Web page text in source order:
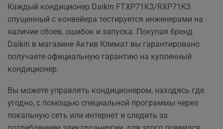
Каждый кондиционер Daikin FTXP71K3/RXP71K3
спущенный с конвейера тестируется инженерами на
наличие сбоев, ошибок и запуска. Покупая бренд
Daikin в магазине Актив Климат вы гарантировано
получаете официальную гарантию на купленный
кондиционер.
Вы можете управлять кондиционером, находясь где
угодно, с помощью специальной программы через
локальную сеть или интернет и следить за